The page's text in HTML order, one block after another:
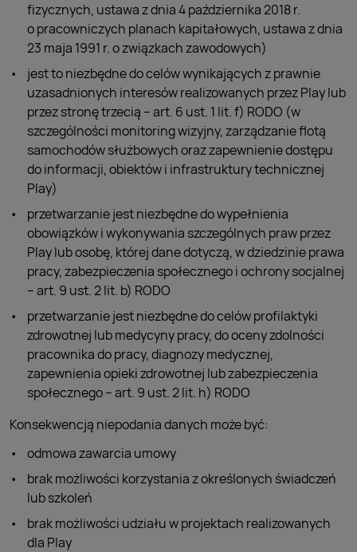
fizycznych, ustawa z dnia 4 października 2018 r.
o pracowniczych planach kapitałowych, ustawa z dnia
23 maja 1991 r. o związkach zawodowych)
jest to niezbędne do celów wynikających z prawnie
uzasadnionych interesów realizowanych przez Play lub
przez stronę trzecią – art. 6 ust. 1 lit. f) RODO (w
szczególności monitoring wizyjny, zarządzanie flotą
samochodów służbowych oraz zapewnienie dostępu
do informacji, obiektów i infrastruktury technicznej
Play)
przetwarzanie jest niezbędne do wypełnienia
obowiązków i wykonywania szczególnych praw przez
Play lub osobę, której dane dotyczą, w dziedzinie prawa
pracy, zabezpieczenia społecznego i ochrony socjalnej
– art. 9 ust. 2 lit. b) RODO
przetwarzanie jest niezbędne do celów profilaktyki
zdrowotnej lub medycyny pracy, do oceny zdolności
pracownika do pracy, diagnozy medycznej,
zapewnienia opieki zdrowotnej lub zabezpieczenia
społecznego – art. 9 ust. 2 lit. h) RODO
Konsekwencją niepodania danych może być:
odmowa zawarcia umowy
brak możliwości korzystania z określonych świadczeń
lub szkoleń
brak możliwości udziału w projektach realizowanych
dla Play